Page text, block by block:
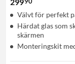
Välvt för perfekt
Härdat glas som
skärmen
Monteringskit